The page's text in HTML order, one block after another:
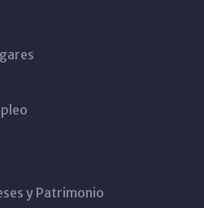
y Patrimonio